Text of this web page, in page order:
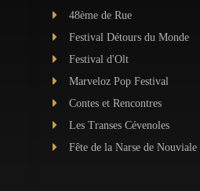
48ème de Rue
Festival Détours du Monde
Festival d'Olt
Marveloz Pop Festival
Contes et Rencontres
Les Transes Cévenoles
Fête de la Narse de Nouviale